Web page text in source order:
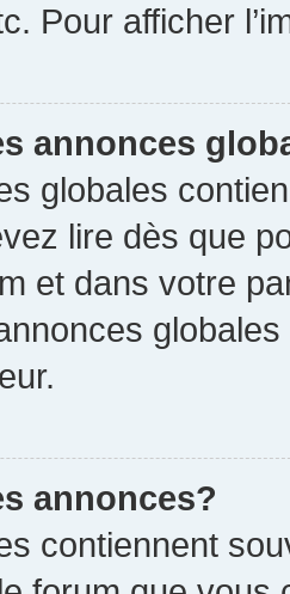
Pour afficher
annonces
globales
lire dès que
et dans votre
annonces?
contiennent